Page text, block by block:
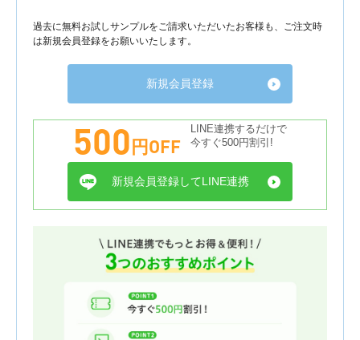
過去に無料お試しサンプルをご請求いただいたお客様も、ご注文時
は新規会員登録をお願いいたします。
新規会員登録
500円OFF
LINE連携するだけで
今すぐ500円割引!
新規会員登録してLINE連携